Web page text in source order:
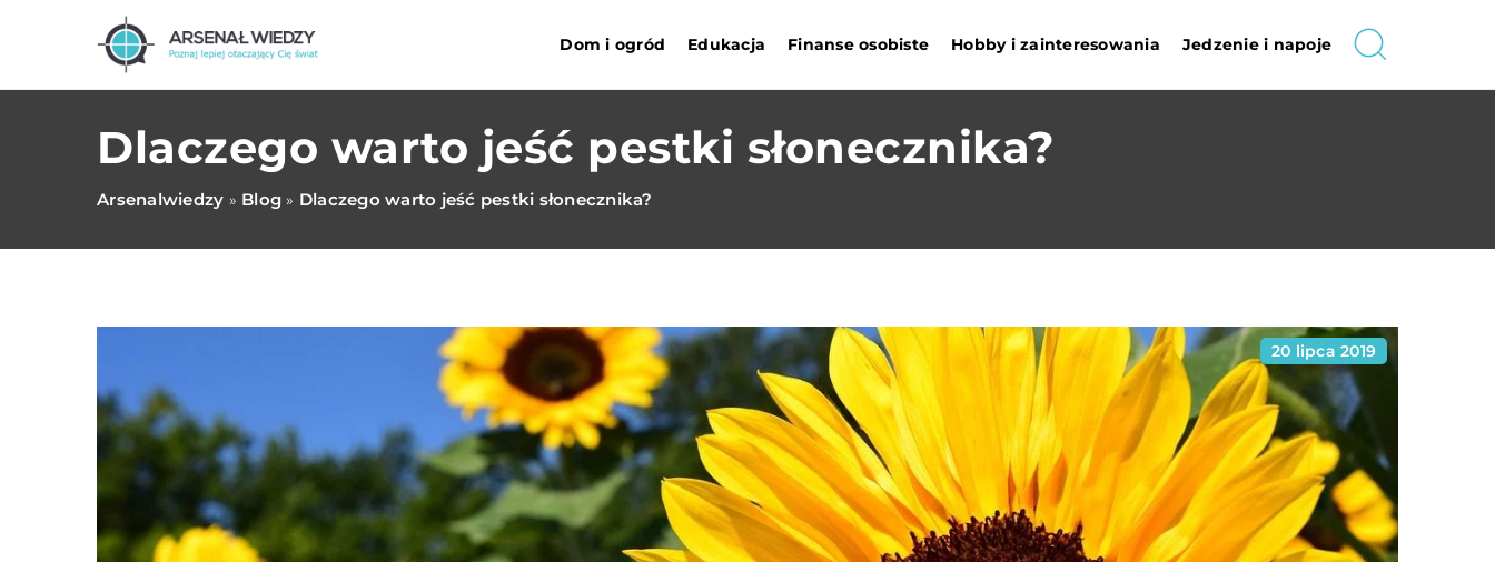
Dom i ogród Edukacja Finanse osobiste Hobby i zainteresowania Jedzenie i napoje
Dlaczego warto jeść pestki słonecznika?
Arsenalwiedzy » Blog » Dlaczego warto jeść pestki słonecznika?
20 lipca 2019